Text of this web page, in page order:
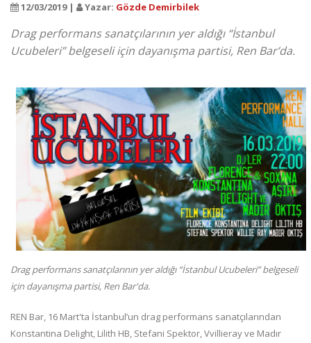
12/03/2019 | Yazar: Gözde Demirbilek
Drag performans sanatçılarının yer aldığı “İstanbul
Ucubeleri” belgeseli için dayanışma partisi, Ren Bar’da.
Drag performans sanatçılarının yer aldığı “İstanbul Ucubeleri” belgeseli
için dayanışma partisi, Ren Bar'da.
REN Bar, 16 Mart'ta İstanbul’un drag performans sanatçılarından
Konstantina Delight, Lilith HB, Stefani Spektor, Vvillieray ve Madır